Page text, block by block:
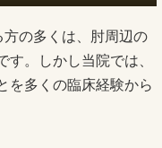
の多くは、肘周辺の
。しかし当院では、
を多くの臨床経験から